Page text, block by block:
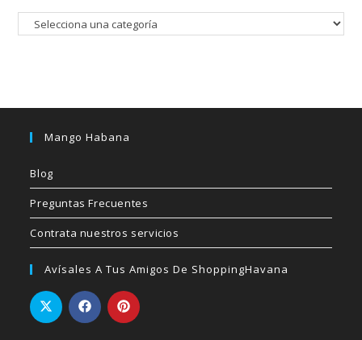
Mango Habana
Blog
Preguntas Frecuentes
Contrata nuestros servicios
Avísales A Tus Amigos De ShoppingHavana